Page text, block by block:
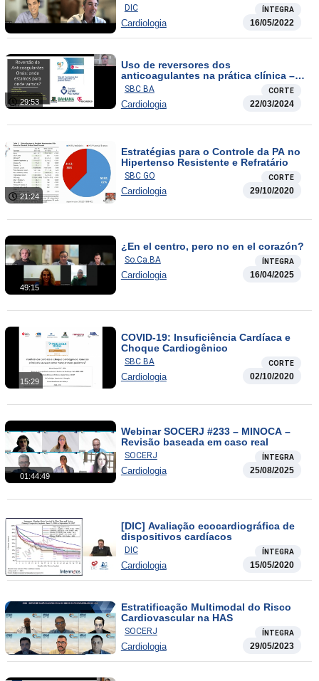
DIC ÍNTEGRA
Cardiologia 16/05/2022
29:53
Uso de reversores dos
anticoagulantes na prática clínica –
Corte
SBC BA CORTE
Cardiologia 22/03/2024
21:24
Estratégias para o Controle da PA no
Hipertenso Resistente e Refratário
SBC GO CORTE
Cardiologia 29/10/2020
49:15
¿En el centro, pero no en el corazón?
So.Ca.BA ÍNTEGRA
Cardiologia 16/04/2025
15:29
COVID-19: Insuficiência Cardíaca e
Choque Cardiogênico
SBC BA CORTE
Cardiologia 02/10/2020
01:44:49
Webinar SOCERJ #233 – MINOCA –
Revisão baseada em caso real
SOCERJ ÍNTEGRA
Cardiologia 25/08/2025
[DIC] Avaliação ecocardiográfica de
dispositivos cardíacos
DIC ÍNTEGRA
Cardiologia 15/05/2020
Estratificação Multimodal do Risco
Cardiovascular na HAS
SOCERJ ÍNTEGRA
Cardiologia 29/05/2023